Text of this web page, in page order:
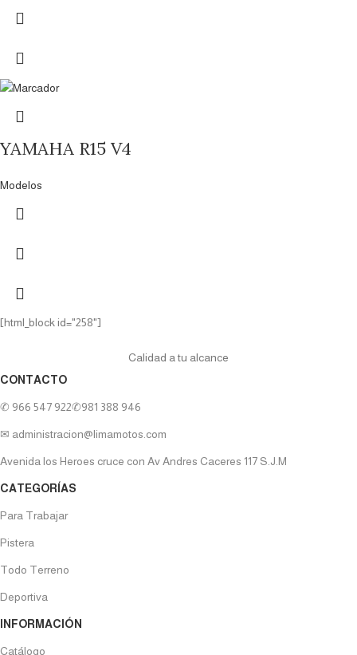
YAMAHA R15 V4
Modelos
[html_block id="258"]
Calidad a tu alcance
CONTACTO
✆ 966 547 922✆981 388 946
✉ administracion@limamotos.com
Avenida los Heroes cruce con Av Andres Caceres 117 S.J.M
CATEGORÍAS
Para Trabajar
Pistera
Todo Terreno
Deportiva
INFORMACIÓN
Catálogo